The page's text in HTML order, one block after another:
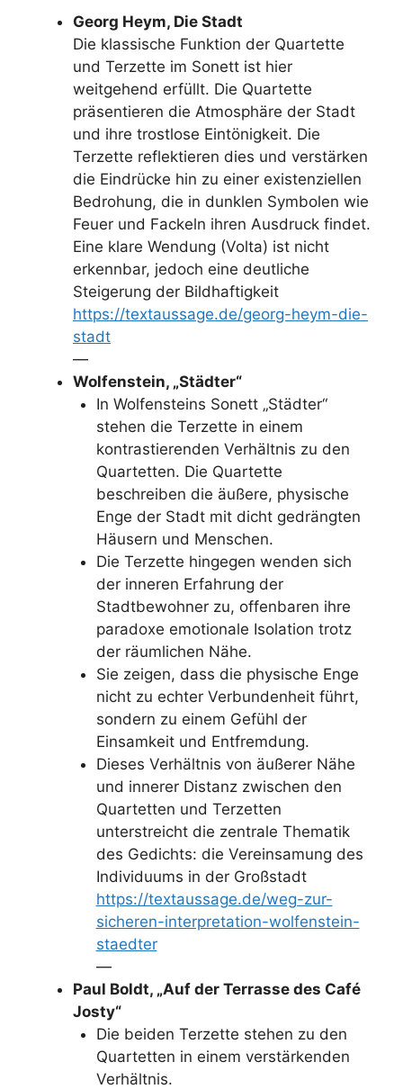
Georg Heym, Die Stadt
Die klassische Funktion der Quartette
und Terzette im Sonett ist hier
weitgehend erfüllt. Die Quartette
präsentieren die Atmosphäre der Stadt
und ihre trostlose Eintönigkeit. Die
Terzette reflektieren dies und verstärken
die Eindrücke hin zu einer existenziellen
Bedrohung, die in dunklen Symbolen wie
Feuer und Fackeln ihren Ausdruck findet.
Eine klare Wendung (Volta) ist nicht
erkennbar, jedoch eine deutliche
Steigerung der Bildhaftigkeit
https://textaussage.de/georg-heym-die-
stadt
—
Wolfenstein, „Städter“
In Wolfensteins Sonett „Städter“
stehen die Terzette in einem
kontrastierenden Verhältnis zu den
Quartetten. Die Quartette
beschreiben die äußere, physische
Enge der Stadt mit dicht gedrängten
Häusern und Menschen.
Die Terzette hingegen wenden sich
der inneren Erfahrung der
Stadtbewohner zu, offenbaren ihre
paradoxe emotionale Isolation trotz
der räumlichen Nähe.
Sie zeigen, dass die physische Enge
nicht zu echter Verbundenheit führt,
sondern zu einem Gefühl der
Einsamkeit und Entfremdung.
Dieses Verhältnis von äußerer Nähe
und innerer Distanz zwischen den
Quartetten und Terzetten
unterstreicht die zentrale Thematik
des Gedichts: die Vereinsamung des
Individuums in der Großstadt
https://textaussage.de/weg-zur-
sicheren-interpretation-wolfenstein-
staedter
—
Paul Boldt, „Auf der Terrasse des Café
Josty“
Die beiden Terzette stehen zu den
Quartetten in einem verstärkenden
Verhältnis.